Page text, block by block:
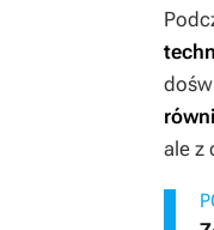
ale z